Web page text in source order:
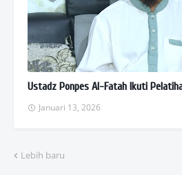
Ustadz Ponpes Al-Fatah Ikuti
Januari 13, 2026
Lebih baru